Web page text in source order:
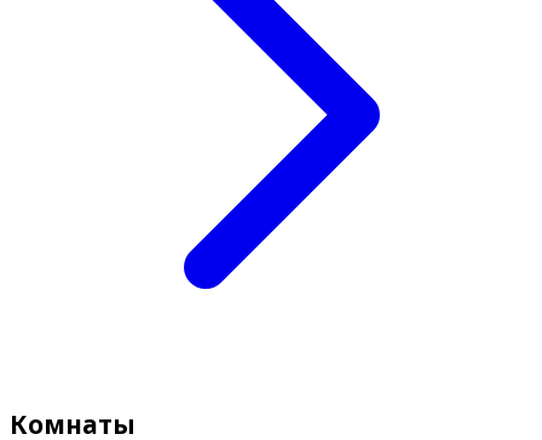
Комнаты